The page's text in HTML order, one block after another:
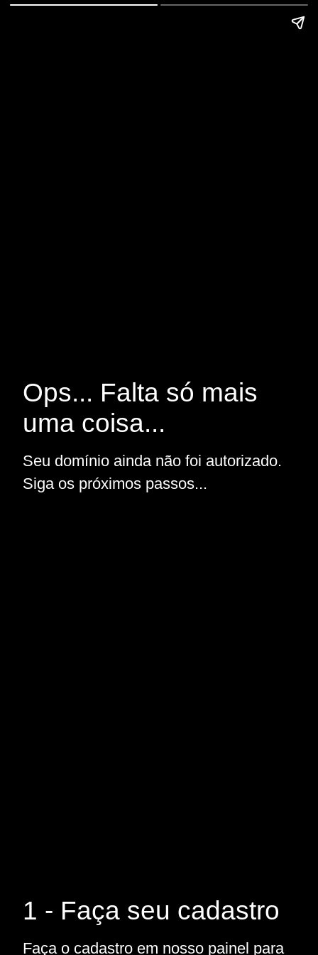
Ops... Falta só mais
uma coisa...
Seu domínio ainda não foi autorizado.
Siga os próximos passos...
1 - Faça seu cadastro
Faça o cadastro em nosso painel para